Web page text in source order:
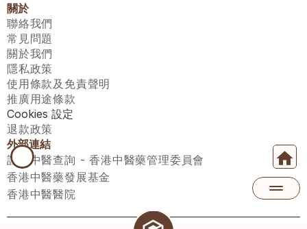
關於
聯絡我們
常見問題
關於我們
隱私政策
使用條款及免責聲明
推廣用途條款
Cookies 設定
退款政策
外部連結
註冊中醫查詢 - 香港中醫藥管理委員會
香港中醫藥發展基金
香港中醫醫院